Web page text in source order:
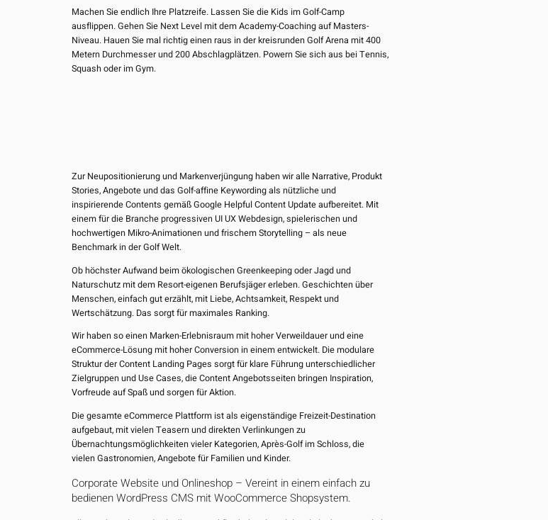
Machen Sie endlich Ihre Platzreife. Lassen Sie die Kids im Golf-Camp
ausflippen. Gehen Sie Next Level mit dem Academy-Coaching auf Masters-
Niveau. Hauen Sie mal richtig einen raus in der kreisrunden Golf Arena mit 400
Metern Durchmesser und 200 Abschlagplätzen. Powern Sie sich aus bei Tennis,
Squash oder im Gym.
Zur Neupositionierung und Markenverjüngung haben wir alle Narrative, Produkt
Stories, Angebote und das Golf-affine Keywording als nützliche und
inspirierende Contents gemäß Google Helpful Content Update aufbereitet. Mit
einem für die Branche progressiven UI UX Webdesign, spielerischen und
hochwertigen Mikro-Animationen und frischem Storytelling – als neue
Benchmark in der Golf Welt.
Ob höchster Aufwand beim ökologischen Greenkeeping oder Jagd und
Naturschutz mit dem Resort-eigenen Berufsjäger erleben. Geschichten über
Menschen, einfach gut erzählt, mit Liebe, Achtsamkeit, Respekt und
Wertschätzung. Das sorgt für maximales Ranking.
Wir haben so einen Marken-Erlebnisraum mit hoher Verweildauer und eine
eCommerce-Lösung mit hoher Conversion in einem entwickelt. Die modulare
Struktur der Content Landing Pages sorgt für klare Führung unterschiedlicher
Zielgruppen und Use Cases, die Content Angebotsseiten bringen Inspiration,
Vorfreude auf Spaß und sorgen für Aktion.
Die gesamte eCommerce Plattform ist als eigenständige Freizeit-Destination
aufgebaut, mit vielen Teasern und direkten Verlinkungen zu
Übernachtungsmöglichkeiten vieler Kategorien, Après-Golf im Schloss, die
vielen Gastronomien, Angebote für Familien und Kinder.
Corporate Website und Onlineshop – Vereint in einem einfach zu
bedienen WordPress CMS mit WooCommerce Shopsystem.